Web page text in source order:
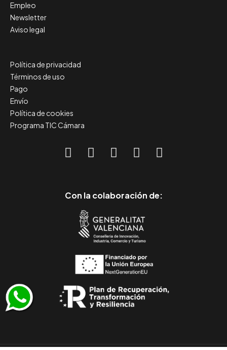
Empleo
Newsletter
Aviso legal
Política de privacidad
Términos de uso
Pago
Envío
Política de cookies
Programa TIC Cámara
Con la colaboración de: